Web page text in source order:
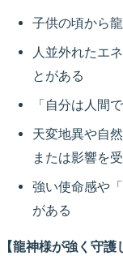
子供の頃から
人並外れたエ
とがある
「自分は人間
天変地異や自
または影響を
強い使命感や
がある
【龍神様が強く守護